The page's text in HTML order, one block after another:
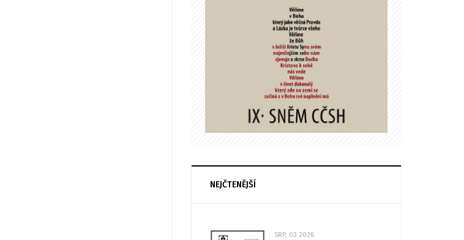
NEJČTENĚJŠÍ
SRP, 03 2026